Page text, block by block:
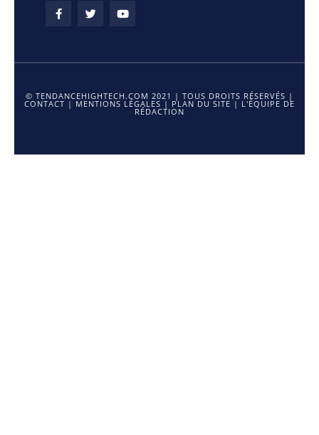
© TENDANCEHIGHTECH.COM 2021 | TOUS DROITS RÉSERVÉS |
CONTACT | MENTIONS LÉGALES | PLAN DU SITE | L'ÉQUIPE DE
RÉDACTION